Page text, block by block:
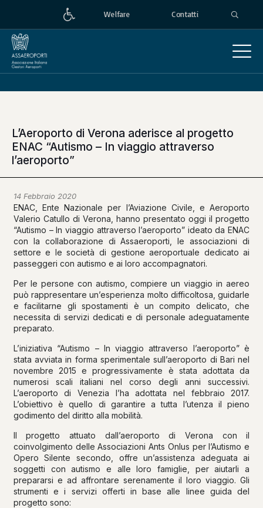
Welfare Contatti
L’Aeroporto di Verona aderisce al progetto
ENAC “Autismo – In viaggio attraverso
l’aeroporto”
14 Febbraio 2020
ENAC, Ente Nazionale per l’Aviazione Civile, e Aeroporto
Valerio Catullo di Verona, hanno presentato oggi il progetto
“Autismo – In viaggio attraverso l’aeroporto” ideato da ENAC
con la collaborazione di Assaeroporti, le associazioni di
settore e le società di gestione aeroportuale dedicato ai
passeggeri con autismo e ai loro accompagnatori.
Per le persone con autismo, compiere un viaggio in aereo
può rappresentare un’esperienza molto difficoltosa, guidarle
e facilitarne gli spostamenti è un compito delicato, che
necessita di servizi dedicati e di personale adeguatamente
preparato.
L’iniziativa “Autismo – In viaggio attraverso l’aeroporto” è
stata avviata in forma sperimentale sull’aeroporto di Bari nel
novembre 2015 e progressivamente è stata adottata da
numerosi scali italiani nel corso degli anni successivi.
L’aeroporto di Venezia l’ha adottata nel febbraio 2017.
L’obiettivo è quello di garantire a tutta l’utenza il pieno
godimento del diritto alla mobilità.
Il progetto attuato dall’aeroporto di Verona con il
coinvolgimento delle Associazioni Ants Onlus per l’Autismo e
Opero Silente secondo, offre un’assistenza adeguata ai
soggetti con autismo e alle loro famiglie, per aiutarli a
prepararsi e ad affrontare serenamente il loro viaggio. Gli
strumenti e i servizi offerti in base alle linee guida del
progetto sono: